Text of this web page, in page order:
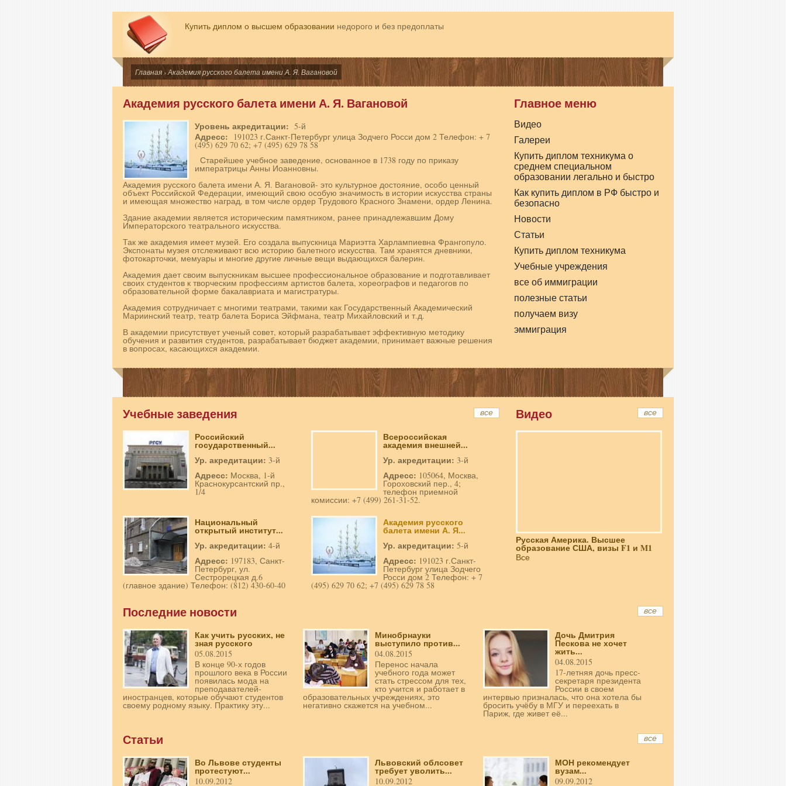
Купить диплом о высшем образовании недорого и без предоплаты
Главная› Академия русского балета имени А. Я. Вагановой
Академия русского балета имени А. Я. Вагановой
Уровень акредитации: 5-й
Адресс: 191023 г.Санкт-Петербург улица Зодчего Росси дом 2 Телефон: + 7
(495) 629 70 62; +7 (495) 629 78 58
Старейшее учебное заведение, основанное в 1738 году по приказу
императрицы Анны Иоанновны.
Академия русского балета имени А. Я. Вагановой- это культурное достояние, особо ценный
объект Российской Федерации, имеющий свою особую значимость в истории искусства страны
и имеющая множество наград, в том числе ордер Трудового Красного Знамени, ордер Ленина.
Здание академии является историческим памятником, ранее принадлежавшим Дому
Императорского театрального искусства.
Так же академия имеет музей. Его создала выпускница Мариэтта Харлампиевна Франгопуло.
Экспонаты музея отслеживают всю историю балетного искусства. Там хранятся дневники,
фотокарточки, мемуары и многие другие личные вещи выдающихся балерин.
Академия дает своим выпускникам высшее профессиональное образование и подготавливает
своих студентов к творческим профессиям артистов балета, хореографов и педагогов по
образовательной форме бакалавриата и магистратуры.
Академия сотрудничает с многими театрами, такими как Государственный Академический
Мариинский театр, театр балета Бориса Эйфмана, театр Михайловский и т.д.
В академии присутствует ученый совет, который разрабатывает эффективную методику
обучения и развития студентов, разрабатывает бюджет академии, принимает важные решения
в вопросах, касающихся академии.
Главное меню
Видео
Галереи
Купить диплом техникума о
среднем специальном
образовании легально и быстро
Как купить диплом в РФ быстро и
безопасно
Новости
Статьи
Купить диплом техникума
Учебные учреждения
все об иммиграции
полезные статьи
получаем визу
эммиграция
все
Учебные заведения
Российский
государственный...
Ур. акредитации: 3-й
Адресс: Москва, 1-й
Краснокурсантский пр.,
1/4
Всероссийская
академия внешней...
Ур. акредитации: 3-й
Адресс: 105064, Москва,
Гороховский пер., 4;
телефон приемной
комиссии: +7 (499) 261-31-52.
Национальный
открытый институт...
Ур. акредитации: 4-й
Адресс: 197183, Санкт-
Петербург, ул.
Сестрорецкая д.6
(главное здание) Телефон: (812) 430-60-40
Академия русского
балета имени А. Я...
Ур. акредитации: 5-й
Адресс: 191023 г.Санкт-
Петербург улица Зодчего
Росси дом 2 Телефон: + 7
(495) 629 70 62; +7 (495) 629 78 58
все
Видео
Русская Америка. Высшее
образование США, визы F1 и M1
Все
все
Последние новости
Как учить русских, не
зная русского
05.08.2015
В конце 90-х годов
прошлого века в России
появилась мода на
преподавателей-
иностранцев, которые обучают студентов
своему родному языку. Практику эту...
Минобрнауки
выступило против...
04.08.2015
Перенос начала
учебного года может
стать стрессом для тех,
кто учится и работает в
образовательных учреждениях, это
негативно скажется на учебном...
Дочь Дмитрия
Пескова не хочет
жить...
04.08.2015
17-летняя дочь пресс-
секретаря президента
России в своем
интервью призналась, что она хотела бы
бросить учёбу в МГУ и переехать в
Париж, где живет её...
все
Статьи
Во Львове студенты
протестуют...
10.09.2012
Львовский облсовет
требует уволить...
10.09.2012
МОН рекомендует
вузам...
09.09.2012